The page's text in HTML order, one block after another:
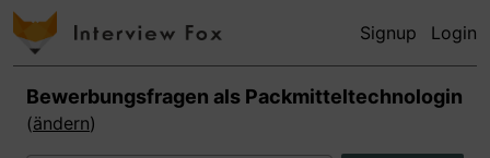
Signup Login
Bewerbungsfragen als Packmitteltechnologin
(ändern)